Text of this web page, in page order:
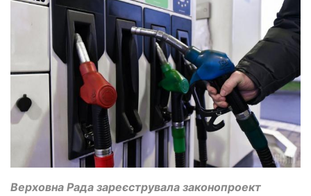
Верховна Рада зареєструвала законопроект